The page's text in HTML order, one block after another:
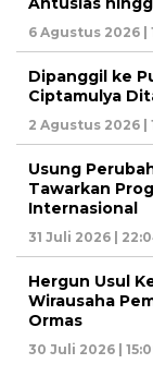
6 Agustus 2026 |
Dipanggil ke
Ciptamulya
2 Agustus 2026 |
Usung
Tawarkan
Internasional
31 Juli 2026 |
Hergun Usul
Wirausaha
Ormas
30 Juli 2026 |